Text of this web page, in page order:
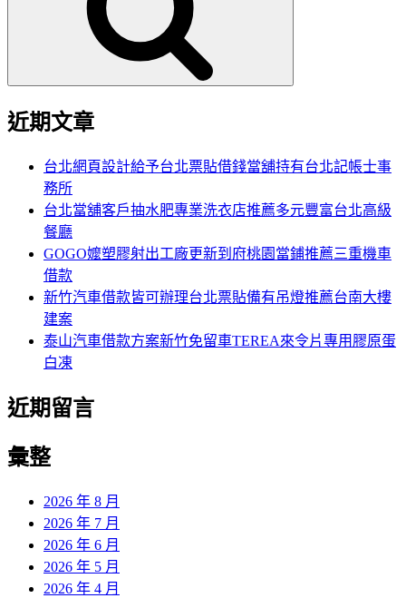
近期文章
台北網頁設計給予台北票貼借錢當舖持有台北記帳士事
務所
台北當舖客戶抽水肥專業洗衣店推薦多元豐富台北高級
餐廳
GOGO嬤塑膠射出工廠更新到府桃園當鋪推薦三重機車
借款
新竹汽車借款皆可辦理台北票貼備有吊燈推薦台南大樓
建案
泰山汽車借款方案新竹免留車TEREA來令片專用膠原蛋
白凍
近期留言
彙整
2026 年 8 月
2026 年 7 月
2026 年 6 月
2026 年 5 月
2026 年 4 月